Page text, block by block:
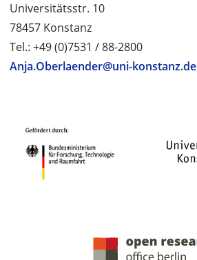
Universitätsstr. 10
78457 Konstanz
Tel.: +49 (0)7531 / 88-2800
Anja.Oberlaender@uni-konstanz.de